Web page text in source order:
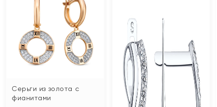
Серьги из золота с
фианитами